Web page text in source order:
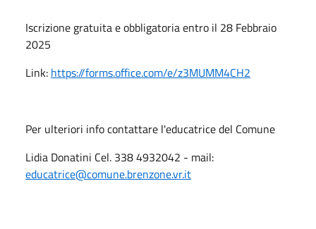
Iscrizione gratuita e obbligatoria entro il 28 Febbraio
2025
Link: https://forms.office.com/e/z3MUMM4CH2
Per ulteriori info contattare l'educatrice del Comune
Lidia Donatini Cel. 338 4932042 - mail:
educatrice@comune.brenzone.vr.it